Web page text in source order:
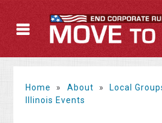
Home » About » Local
Illinois Events